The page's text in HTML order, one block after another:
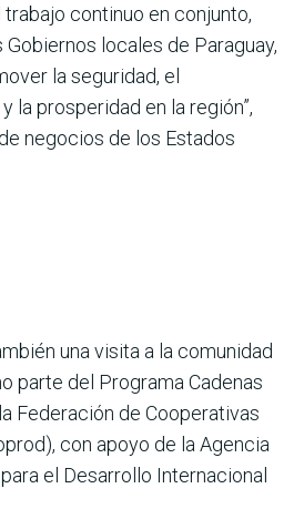
continuo en conjunto,
Gobiernos locales de Paraguay,
la seguridad, el
la prosperidad en la región”,
negocios de los Estados
una visita a la comunidad
parte del Programa Cadenas
Federación de Cooperativas
con apoyo de la Agencia
el Desarrollo Internacional